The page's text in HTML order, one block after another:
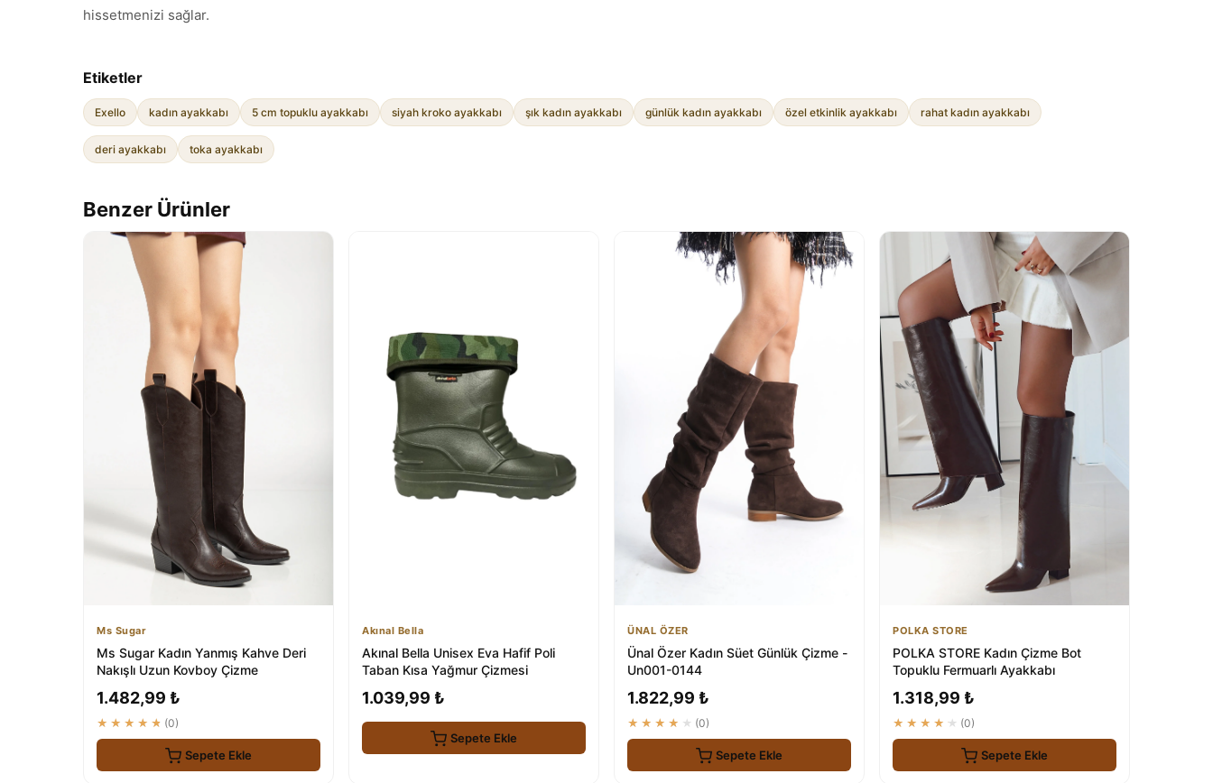
hissetmenizi sağlar.
Etiketler
Exello kadın ayakkabı 5 cm topuklu ayakkabı siyah kroko ayakkabı şık kadın ayakkabı günlük kadın ayakkabı özel etkinlik ayakkabı rahat kadın ayakkabı
deri ayakkabı toka ayakkabı
Benzer Ürünler
Ms Sugar
Ms Sugar Kadın Yanmış Kahve Deri
Nakışlı Uzun Kovboy Çizme
1.482,99 ₺
★★★★★ (0)
Sepete Ekle
Akınal Bella
Akınal Bella Unisex Eva Hafif Poli
Taban Kısa Yağmur Çizmesi
1.039,99 ₺
Sepete Ekle
ÜNAL ÖZER
Ünal Özer Kadın Süet Günlük Çizme -
Un001-0144
1.822,99 ₺
★★★★★ (0)
Sepete Ekle
POLKA STORE
POLKA STORE Kadın Çizme Bot
Topuklu Fermuarlı Ayakkabı
1.318,99 ₺
★★★★★ (0)
Sepete Ekle